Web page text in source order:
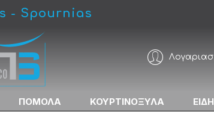
- Spournias
ΠΟΜΟΛΑ ΚΟΥΡΤΙΝΟΞΥΛΑ